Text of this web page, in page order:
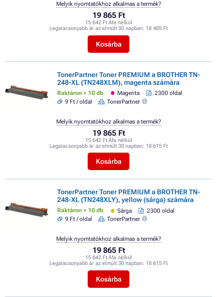
19 865 Ft
15 642 Ft Áfa nélkül
Legalacsonyabb ár az elmúlt 30 napban: 18 485 Ft
Kosárba
Melyik nyomtatókhoz alkalmas a termék?
TonerPartner Toner PREMIUM a BROTHER TN-
248-XL (TN248XLM), magenta számára
Raktáron > 10 db Magenta
2300 oldal
9 Ft / oldal
TonerPartner
19 865 Ft
15 642 Ft Áfa nélkül
Legalacsonyabb ár az elmúlt 30 napban: 18 615 Ft
Kosárba
Melyik nyomtatókhoz alkalmas a termék?
TonerPartner Toner PREMIUM a BROTHER TN-
248-XL (TN248XLY), yellow (sárga) számára
Raktáron > 10 db Sárga
2300 oldal
9 Ft / oldal
TonerPartner
19 865 Ft
15 642 Ft Áfa nélkül
Legalacsonyabb ár az elmúlt 30 napban: 18 615 Ft
Kosárba
Melyik nyomtatókhoz alkalmas a termék?